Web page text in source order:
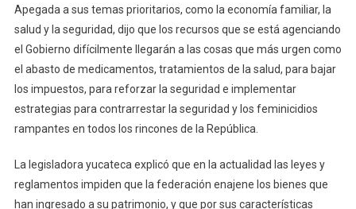
Apegada a sus temas prioritarios, como la economía familiar, la
salud y la seguridad, dijo que los recursos que se está agenciando
el Gobierno difícilmente llegarán a las cosas que más urgen como
el abasto de medicamentos, tratamientos de la salud, para bajar
los impuestos, para reforzar la seguridad e implementar
estrategias para contrarrestar la seguridad y los feminicidios
rampantes en todos los rincones de la República.
La legisladora yucateca explicó que en la actualidad las leyes y
reglamentos impiden que la federación enajene los bienes que
han ingresado a su patrimonio, y que por sus características